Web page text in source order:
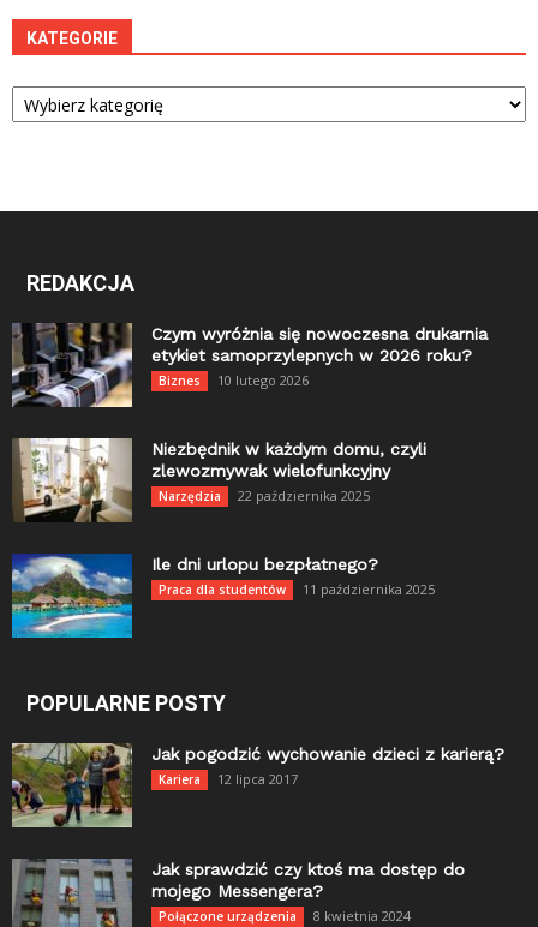
KATEGORIE
Kategorie
REDAKCJA
Czym wyróżnia się nowoczesna drukarnia
etykiet samoprzylepnych w 2026 roku?
Biznes 10 lutego 2026
Niezbędnik w każdym domu, czyli
zlewozmywak wielofunkcyjny
Narzędzia 22 października 2025
Ile dni urlopu bezpłatnego?
Praca dla studentów 11 października 2025
POPULARNE POSTY
Jak pogodzić wychowanie dzieci z karierą?
Kariera 12 lipca 2017
Jak sprawdzić czy ktoś ma dostęp do
mojego Messengera?
Połączone urządzenia 8 kwietnia 2024